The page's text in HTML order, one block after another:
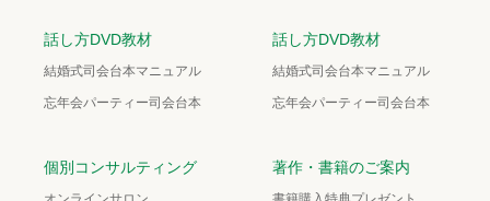
話し方DVD教材
結婚式司会台本マニュアル
忘年会パーティー司会台本
話し方DVD教材
結婚式司会台本マニュアル
忘年会パーティー司会台本
個別コンサルティング 著作・書籍のご案内